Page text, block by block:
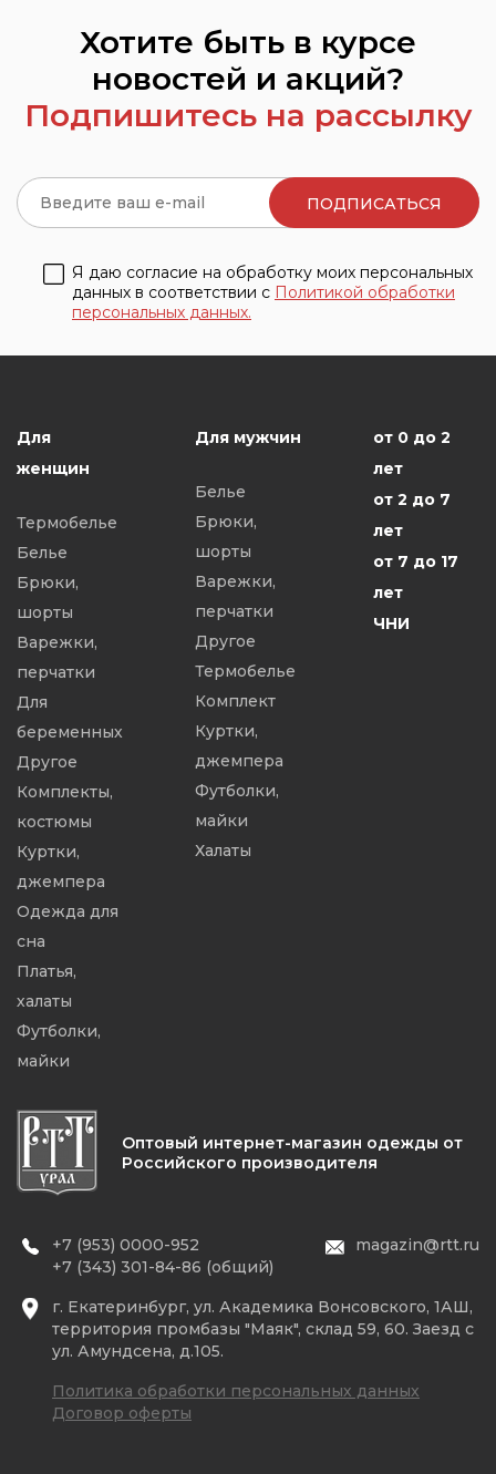
Хотите быть в курсе
новостей и акций?
Подпишитесь на рассылку
Я даю согласие на обработку моих персональных
данных в соответствии с Политикой обработки
персональных данных.
Для
женщин
Термобелье
Белье
Брюки,
шорты
Варежки,
перчатки
Для
беременных
Другое
Комплекты,
костюмы
Куртки,
джемпера
Одежда для
сна
Платья,
халаты
Футболки,
майки
Для мужчин
Белье
Брюки,
шорты
Варежки,
перчатки
Другое
Термобелье
Комплект
Куртки,
джемпера
Футболки,
майки
Халаты
от 0 до 2
лет
от 2 до 7
лет
от 7 до 17
лет
ЧНИ
Оптовый интернет-магазин одежды от
Российского производителя
+7 (953) 0000-952
+7 (343) 301-84-86 (общий)
magazin@rtt.ru
г. Екатеринбург, ул. Академика Вонсовского, 1АШ,
территория промбазы "Маяк", склад 59, 60. Заезд с
ул. Амундсена, д.105.
Политика обработки персональных данных
Договор оферты